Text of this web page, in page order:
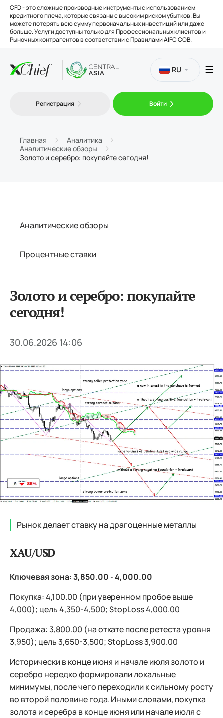
CFD - это сложные производные инструменты с использованием
кредитного плеча, которые связаны с высоким риском убытков. Вы
можете потерять всю сумму первоначальных инвестиций или даже
больше. Услуги доступны только для Профессиональных клиентов и
Рыночных контрагентов в соответствии с Правилами AIFC COB.
Торговля
Инструменты
RU
Регистрация Войти
Главная
Аналитика
Аналитические обзоры
Золото и серебро: покупайте сегодня!
Аналитические обзоры
Процентные ставки
Золото и серебро: покупайте
сегодня!
30.06.2026 14:06
Рынок делает ставку на драгоценные металлы
XAU/USD
Ключевая зона: 3,850.00 - 4,000.00
Покупка: 4,100.00 (при уверенном пробое выше
4,000); цель 4,350-4,500; StopLoss 4,000.00
Продажа: 3,800.00 (на откате после ретеста уровня
3,950); цель 3,650-3,500; StopLoss 3,900.00
Исторически в конце июня и начале июля золото и
серебро нередко формировали локальные
минимумы, после чего переходили к сильному росту
во второй половине года. Иными словами, покупка
золота и серебра в конце июня или начале июля с